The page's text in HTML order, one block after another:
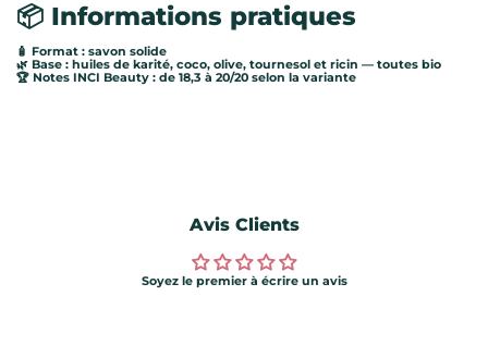
📦 Informations pratiques
🧴 Format : savon solide
🌿 Base : huiles de karité, coco, olive, tournesol et ricin — toutes bio
🏆 Notes INCI Beauty : de 18,3 à 20/20 selon la variante
Avis Clients
Soyez le premier à écrire un avis